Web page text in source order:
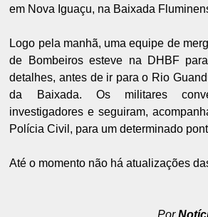
em Nova Iguaçu, na Baixada
Logo pela manhã, uma equipe de
de Bombeiros esteve na DHBF
detalhes, antes de ir para o Rio
da Baixada. Os militares
investigadores e seguiram,
Polícia Civil, para um determinado
Até o momento não há atualizações
Por